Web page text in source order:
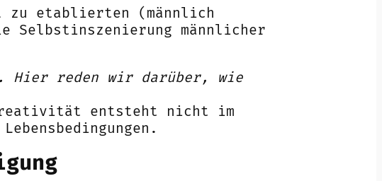
zu etablierten (männlich
männlicher
Hier reden wir darüber, wie
entsteht nicht im